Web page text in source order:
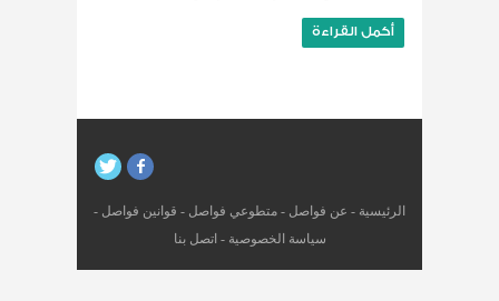
أكمل القراءة
الرئيسية - عن فواصل - متطوعي فواصل - قوانين فواصل -
سياسة الخصوصية - اتصل بنا